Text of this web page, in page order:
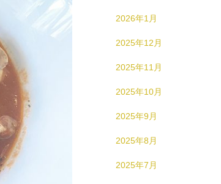
2026年1月
2025年12月
2025年11月
2025年10月
2025年9月
2025年8月
2025年7月